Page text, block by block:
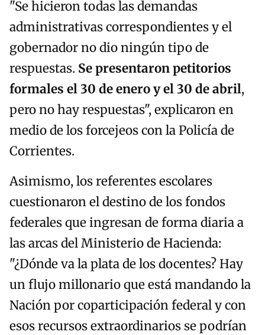
"Se hicieron todas las demandas
administrativas correspondientes y el
gobernador no dio ningún tipo de
respuestas. Se presentaron petitorios
formales el 30 de enero y el 30 de abril,
pero no hay respuestas", explicaron en
medio de los forcejeos con la Policía de
Corrientes.
Asimismo, los referentes escolares
cuestionaron el destino de los fondos
federales que ingresan de forma diaria a
las arcas del Ministerio de Hacienda:
"¿Dónde va la plata de los docentes? Hay
un flujo millonario que está mandando la
Nación por coparticipación federal y con
esos recursos extraordinarios se podrían